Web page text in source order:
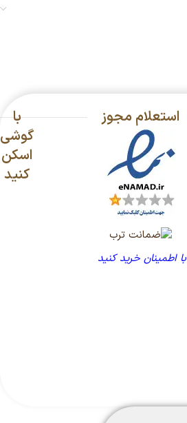
استعلام مجوز
با اطمینان خرید کنید
با
گوشی
اسکن
کنید